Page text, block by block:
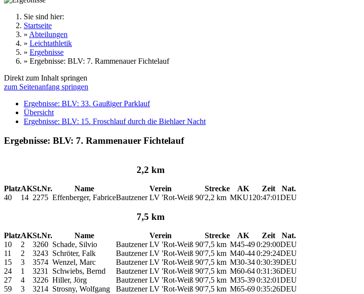
Sie sind hier:
Startseite
» Abteilungen
» Leichtathletik
» Ergebnisse
» Ergebnisse: BLV: 7. Rammenauer Fichtelauf
Direkt zum Inhalt springen
zum Seitenanfang springen
Ergebnisse: BLV: 33. Gaußiger Parklauf
Übersicht
Ergebnisse: BLV: 15. Froschlauf durch die Biehlaer Nacht
Ergebnisse: BLV: 7. Rammenauer Fichtelauf
2,2 km
PlatzAKSt.Nr. Name Verein Strecke AK Zeit
Nat.
40
14 2275 Effenberger, FabriceBautzener LV 'Rot-Weiß 90'2,2 km MKU120:47:01DEU
7,5 km
PlatzAKSt.Nr. Name Verein Strecke AK Zeit
Nat.
10
2 3260 Schade, Silvio Bautzener LV 'Rot-Weiß 90'7,5 km M45-490:29:00DEU
11
2 3243 Schröter, Falk Bautzener LV 'Rot-Weiß 90'7,5 km M40-440:29:24DEU
15
3 3574 Wenzel, Marc Bautzener LV 'Rot-Weiß 90'7,5 km M30-340:30:39DEU
24
1 3231 Schwiebs, Bernd Bautzener LV 'Rot-Weiß 90'7,5 km M60-640:31:36DEU
27
4 3226 Hiller, Jörg Bautzener LV 'Rot-Weiß 90'7,5 km M35-390:32:01DEU
59
3 3214 Strosny, Wolfgang Bautzener LV 'Rot-Weiß 90'7,5 km M65-690:35:26DEU